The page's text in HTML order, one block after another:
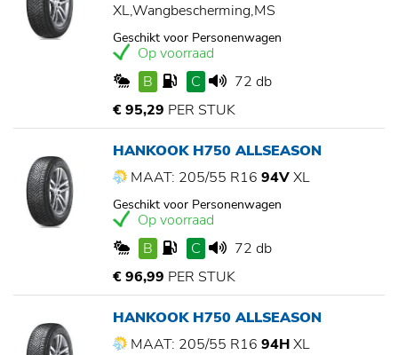
XL,Wangbescherming,MS
Geschikt voor Personenwagen
Op voorraad
B
C
72 db
€ 95,29 PER STUK
HANKOOK H750 ALLSEASON
MAAT: 205/55 R16 94VXL
Geschikt voor Personenwagen
Op voorraad
B
C
72 db
€ 96,99 PER STUK
HANKOOK H750 ALLSEASON
MAAT: 205/55 R16 94HXL